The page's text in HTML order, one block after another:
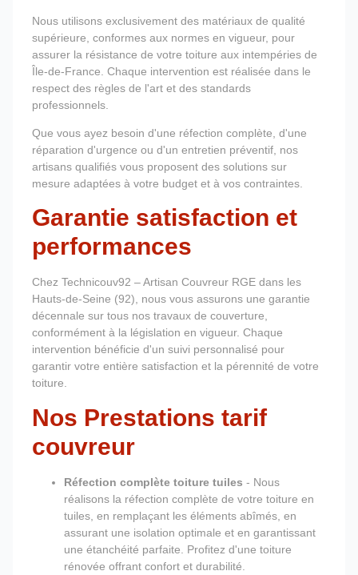
Nous utilisons exclusivement des matériaux de qualité
supérieure, conformes aux normes en vigueur, pour
assurer la résistance de votre toiture aux intempéries de
Île-de-France. Chaque intervention est réalisée dans le
respect des règles de l'art et des standards
professionnels.
Que vous ayez besoin d'une réfection complète, d'une
réparation d'urgence ou d'un entretien préventif, nos
artisans qualifiés vous proposent des solutions sur
mesure adaptées à votre budget et à vos contraintes.
Garantie satisfaction et
performances
Chez Technicouv92 – Artisan Couvreur RGE dans les
Hauts-de-Seine (92), nous vous assurons une garantie
décennale sur tous nos travaux de couverture,
conformément à la législation en vigueur. Chaque
intervention bénéficie d'un suivi personnalisé pour
garantir votre entière satisfaction et la pérennité de votre
toiture.
Nos Prestations tarif
couvreur
Réfection complète toiture tuiles - Nous
réalisons la réfection complète de votre toiture en
tuiles, en remplaçant les éléments abîmés, en
assurant une isolation optimale et en garantissant
une étanchéité parfaite. Profitez d'une toiture
rénovée offrant confort et durabilité.